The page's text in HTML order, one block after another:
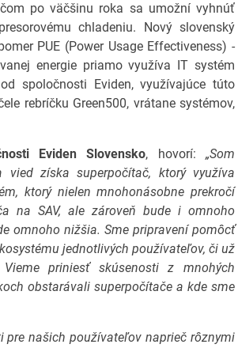
po väčšinu roka sa umožní vyhnúť
chladeniu. Nový slovenský
PUE (Power Usage Effectiveness) -
energie priamo využíva IT systém
spoločnosti Eviden, využívajúce túto
rebríčku Green500, vrátane systémov,
Eviden Slovensko, hovorí: „Som
vied získa superpočítač, ktorý využíva
ktorý nielen mnohonásobne prekročí
na SAV, ale zároveň bude i omnoho
omnoho nižšia. Sme pripravení pomôcť
jednotlivých používateľov, či už
priniesť skúsenosti z mnohých
obstarávali superpočítače a kde sme
pre našich používateľov naprieč rôznymi